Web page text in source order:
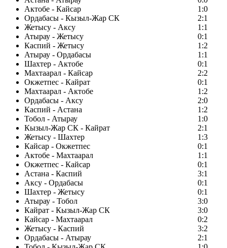
Актобе - Кайсар
1:0
Ордабасы - Кызыл-Жар СК
2:1
Жетысу - Аксу
1:1
Атырау - Жетысу
0:1
Каспий - Жетысу
1:2
Атырау - Ордабасы
1:1
Шахтер - Актобе
0:1
Махтаарал - Кайсар
2:2
Окжетпес - Кайрат
0:1
Махтаарал - Актобе
1:2
Ордабасы - Аксу
2:0
Каспий - Астана
1:2
Тобол - Атырау
1:0
Кызыл-Жар СК - Кайрат
2:1
Жетысу - Шахтер
1:3
Кайсар - Окжетпес
0:1
Актобе - Махтаарал
1:1
Окжетпес - Кайсар
0:1
Астана - Каспий
3:1
Аксу - Ордабасы
0:1
Шахтер - Жетысу
0:1
Атырау - Тобол
3:0
Кайрат - Кызыл-Жар СК
3:0
Кайсар - Махтаарал
0:2
Жетысу - Каспий
3:2
Ордабасы - Атырау
2:1